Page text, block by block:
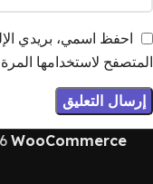
احفظ اسمي، بريدي
المتصفح لاستخدامها
WooCommerce